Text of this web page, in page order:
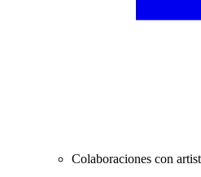
Colaboraciones con